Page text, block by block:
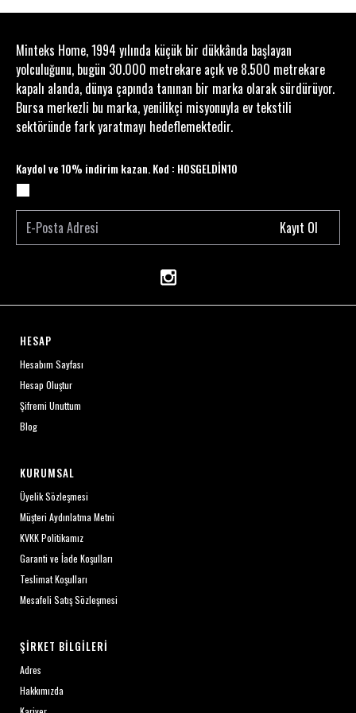
Minteks Home, 1994 yılında küçük bir dükkânda başlayan
yolculuğunu, bugün 30.000 metrekare açık ve 8.500 metrekare
kapalı alanda, dünya çapında tanınan bir marka olarak sürdürüyor.
Bursa merkezli bu marka, yenilikçi misyonuyla ev tekstili
sektöründe fark yaratmayı hedeflemektedir.
Kaydol ve 10% indirim kazan. Kod : HOSGELDİN10
Kayıt Ol
HESAP
Hesabım Sayfası
Hesap Oluştur
Şifremi Unuttum
Blog
KURUMSAL
Üyelik Sözleşmesi
Müşteri Aydınlatma Metni
KVKK Politikamız
Garanti ve İade Koşulları
Teslimat Koşulları
Mesafeli Satış Sözleşmesi
ŞIRKET BILGILERI
Adres
Hakkımızda